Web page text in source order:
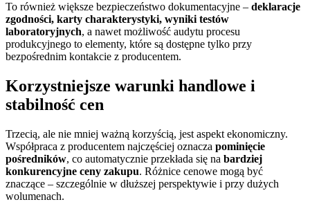
To również większe bezpieczeństwo dokumentacyjne – deklaracje
zgodności, karty charakterystyki, wyniki testów
laboratoryjnych, a nawet możliwość audytu procesu
produkcyjnego to elementy, które są dostępne tylko przy
bezpośrednim kontakcie z producentem.
Korzystniejsze warunki handlowe i
stabilność cen
Trzecią, ale nie mniej ważną korzyścią, jest aspekt ekonomiczny.
Współpraca z producentem najczęściej oznacza pominięcie
pośredników, co automatycznie przekłada się na bardziej
konkurencyjne ceny zakupu. Różnice cenowe mogą być
znaczące – szczególnie w dłuższej perspektywie i przy dużych
wolumenach.